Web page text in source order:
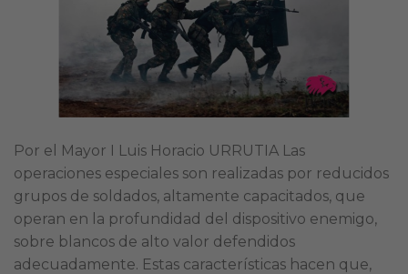
Por el Mayor I Luis Horacio URRUTIA Las
operaciones especiales son realizadas por reducidos
grupos de soldados, altamente capacitados, que
operan en la profundidad del dispositivo enemigo,
sobre blancos de alto valor defendidos
adecuadamente. Estas características hacen que,